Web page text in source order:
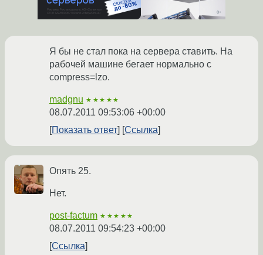
Я бы не стал пока на сервера ставить. На
рабочей машине бегает нормально с
compress=lzo.
madgnu ★★★★★
08.07.2011 09:53:06 +00:00
Показать ответ
Ссылка
Опять 25.
Нет.
post-factum ★★★★★
08.07.2011 09:54:23 +00:00
Ссылка